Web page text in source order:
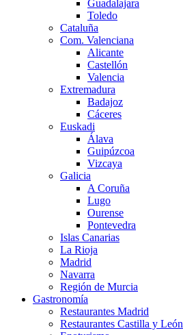
Guadalajara
Toledo
Cataluña
Com. Valenciana
Alicante
Castellón
Valencia
Extremadura
Badajoz
Cáceres
Euskadi
Álava
Guipúzcoa
Vizcaya
Galicia
A Coruña
Lugo
Ourense
Pontevedra
Islas Canarias
La Rioja
Madrid
Navarra
Región de Murcia
Gastronomía
Restaurantes Madrid
Restaurantes Castilla y León